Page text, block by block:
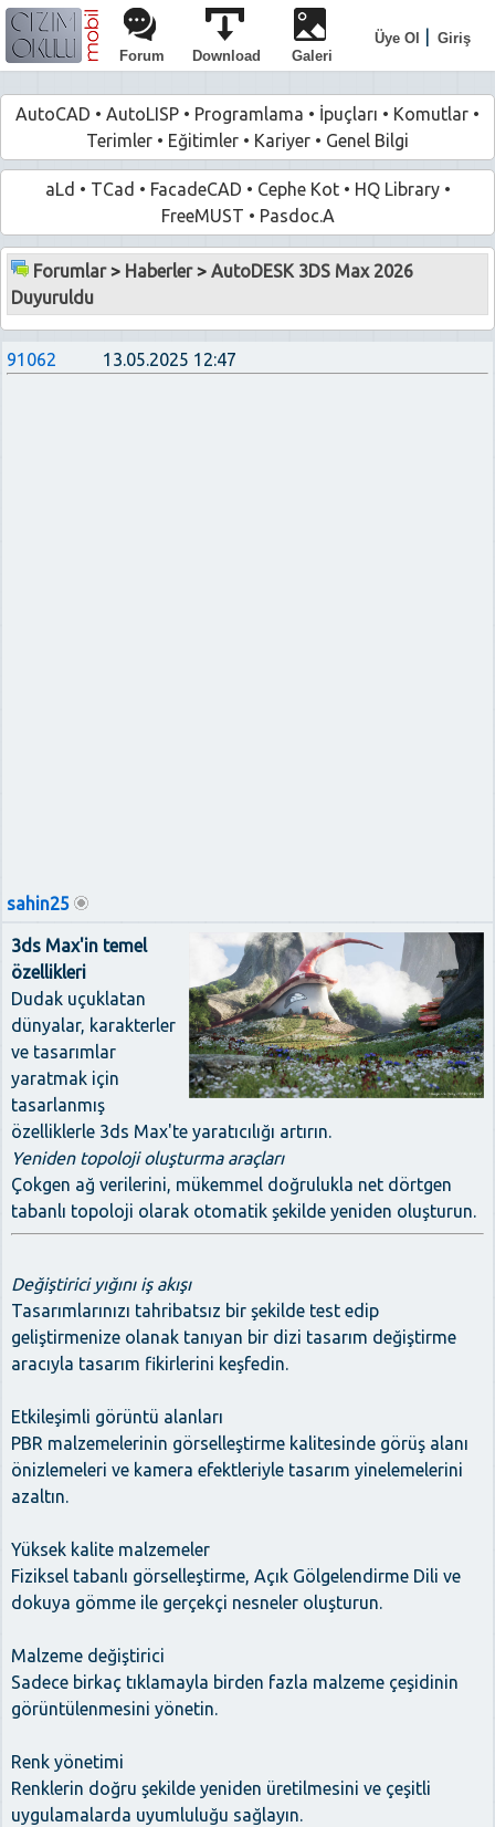
Üye Ol
Giriş
Forum
Download Galeri
AutoCAD • AutoLISP • Programlama • İpuçları • Komutlar •
Terimler • Eğitimler • Kariyer • Genel Bilgi
aLd • TCad • FacadeCAD • Cephe Kot• HQ Library•
FreeMUST • Pasdoc.A
Forumlar> Haberler>AutoDESK 3DS Max 2026
Duyuruldu
91062 13.05.2025 12:47
sahin25
3ds Max'in temel
özellikleri
Dudak uçuklatan
dünyalar, karakterler
ve tasarımlar
yaratmak için
tasarlanmış
özelliklerle 3ds Max'te yaratıcılığı artırın.
Yeniden topoloji oluşturma araçları
Çokgen ağ verilerini, mükemmel doğrulukla net dörtgen
tabanlı topoloji olarak otomatik şekilde yeniden oluşturun.
Değiştirici yığını iş akışı
Tasarımlarınızı tahribatsız bir şekilde test edip
geliştirmenize olanak tanıyan bir dizi tasarım değiştirme
aracıyla tasarım fikirlerini keşfedin.
Etkileşimli görüntü alanları
PBR malzemelerinin görselleştirme kalitesinde görüş alanı
önizlemeleri ve kamera efektleriyle tasarım yinelemelerini
azaltın.
Yüksek kalite malzemeler
Fiziksel tabanlı görselleştirme, Açık Gölgelendirme Dili ve
dokuya gömme ile gerçekçi nesneler oluşturun.
Malzeme değiştirici
Sadece birkaç tıklamayla birden fazla malzeme çeşidinin
görüntülenmesini yönetin.
Renk yönetimi
Renklerin doğru şekilde yeniden üretilmesini ve çeşitli
uygulamalarda uyumluluğu sağlayın.